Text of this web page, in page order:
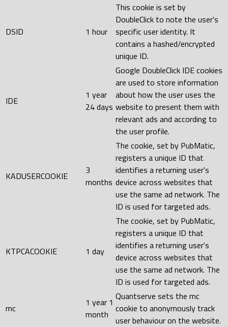
DSID 1 hour
This cookie is set by
DoubleClick to note the user's
specific user identity. It
contains a hashed/encrypted
unique ID.
IDE
1 year
24 days
Google DoubleClick IDE cookies
are used to store information
about how the user uses the
website to present them with
relevant ads and according to
the user profile.
KADUSERCOOKIE
3
months
The cookie, set by PubMatic,
registers a unique ID that
identifies a returning user's
device across websites that
use the same ad network. The
ID is used for targeted ads.
KTPCACOOKIE 1 day
The cookie, set by PubMatic,
registers a unique ID that
identifies a returning user's
device across websites that
use the same ad network. The
ID is used for targeted ads.
mc
1 year 1
month
Quantserve sets the mc
cookie to anonymously track
user behaviour on the website.